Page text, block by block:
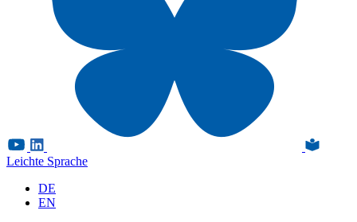
Leichte Sprache
DE
EN